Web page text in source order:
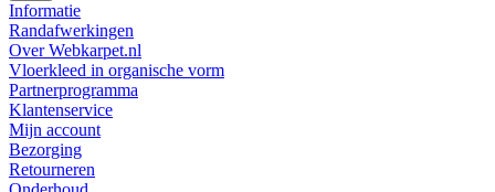
Informatie
Randafwerkingen
Over Webkarpet.nl
Vloerkleed in organische vorm
Partnerprogramma
Klantenservice
Mijn account
Bezorging
Retourneren